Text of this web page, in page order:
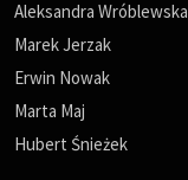
Aleksandra Wróblewska
Marek Jerzak
Erwin Nowak
Marta Maj
Hubert Śnieżek